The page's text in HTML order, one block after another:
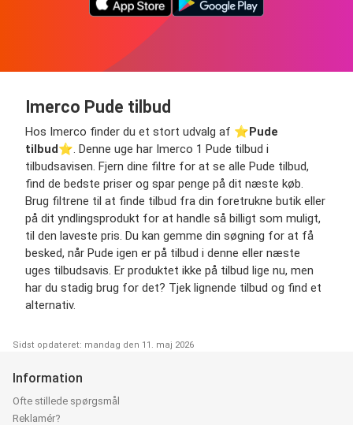
Imerco Pude tilbud
Hos Imerco finder du et stort udvalg af ⭐️Pude
tilbud⭐️. Denne uge har Imerco 1 Pude tilbud i
tilbudsavisen. Fjern dine filtre for at se alle Pude tilbud,
find de bedste priser og spar penge på dit næste køb.
Brug filtrene til at finde tilbud fra din foretrukne butik eller
på dit yndlingsprodukt for at handle så billigt som muligt,
til den laveste pris. Du kan gemme din søgning for at få
besked, når Pude igen er på tilbud i denne eller næste
uges tilbudsavis. Er produktet ikke på tilbud lige nu, men
har du stadig brug for det? Tjek lignende tilbud og find et
alternativ.
Sidst opdateret: mandag den 11. maj 2026
Information
Ofte stillede spørgsmål
Reklamér?